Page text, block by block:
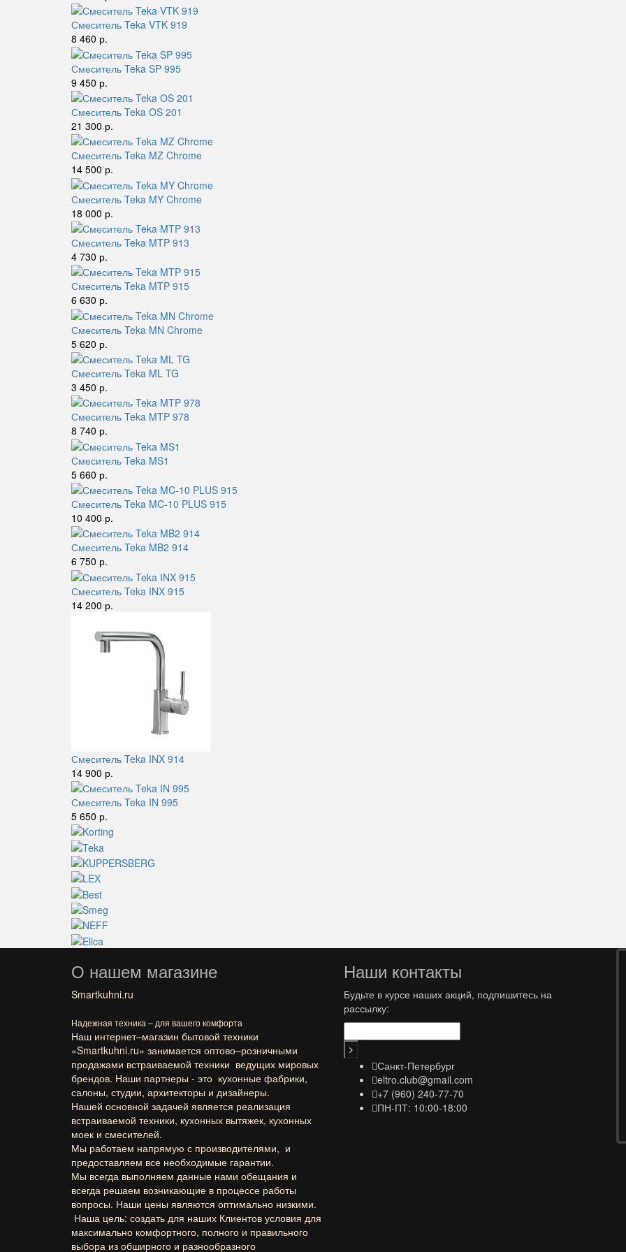
Смеситель Teka VTK 919
8 460 р.
Смеситель Teka SP 995
9 450 р.
Смеситель Teka OS 201
21 300 р.
Смеситель Teka MZ Chrome
14 500 р.
Смеситель Teka MY Chrome
18 000 р.
Смеситель Teka MTP 913
4 730 р.
Смеситель Teka MTP 915
6 630 р.
Смеситель Teka MN Chrome
5 620 р.
Смеситель Teka ML TG
3 450 р.
Смеситель Teka MTP 978
8 740 р.
Смеситель Teka MS1
5 660 р.
Смеситель Teka MC-10 PLUS 915
10 400 р.
Смеситель Teka MB2 914
6 750 р.
Смеситель Teka INX 915
14 200 р.
Смеситель Teka INX 914
14 900 р.
Смеситель Teka IN 995
5 650 р.
О нашем магазине
Smartkuhni.ru
Надежная техника – для вашего комфорта
Наш интернет–магазин бытовой техники
«Smartkuhni.ru» занимается оптово–розничными
продажами встраиваемой техники ведущих мировых
брендов. Наши партнеры - это кухонные фабрики,
салоны, студии, архитекторы и дизайнеры.
Нашей основной задачей является реализация
встраиваемой техники, кухонных вытяжек, кухонных
моек и смесителей.
Мы работаем напрямую с производителями, и
предоставляем все необходимые гарантии.
Мы всегда выполняем данные нами обещания и
всегда решаем возникающие в процессе работы
вопросы. Наши цены являются оптимально низкими.
Наша цель: создать для наших Клиентов условия для
максимально комфортного, полного и правильного
выбора из обширного и разнообразного
Наши контакты
Будьте в курсе наших акций, подпишитесь на
рассылку:
Санкт-Петербург
eltro.club@gmail.com
+7 (960) 240-77-70
ПН-ПТ: 10:00-18:00